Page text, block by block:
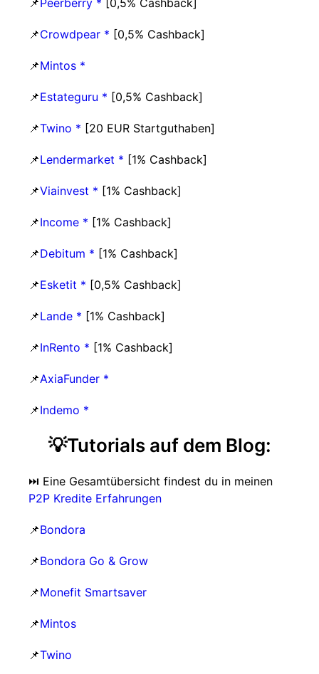
📌 Peerberry * [0,5% Cashback]
📌Crowdpear * [0,5% Cashback]
📌Mintos *
📌Estateguru * [0,5% Cashback]
📌Twino * [20 EUR Startguthaben]
📌Lendermarket * [1% Cashback]
📌Viainvest * [1% Cashback]
📌Income * [1% Cashback]
📌Debitum * [1% Cashback]
📌Esketit * [0,5% Cashback]
📌Lande * [1% Cashback]
📌InRento * [1% Cashback]
📌AxiaFunder *
📌Indemo *
💡Tutorials auf dem Blog:
⏭️ Eine Gesamtübersicht findest du in meinen
P2P Kredite Erfahrungen
📌Bondora
📌Bondora Go & Grow
📌Monefit Smartsaver
📌Mintos
📌Twino